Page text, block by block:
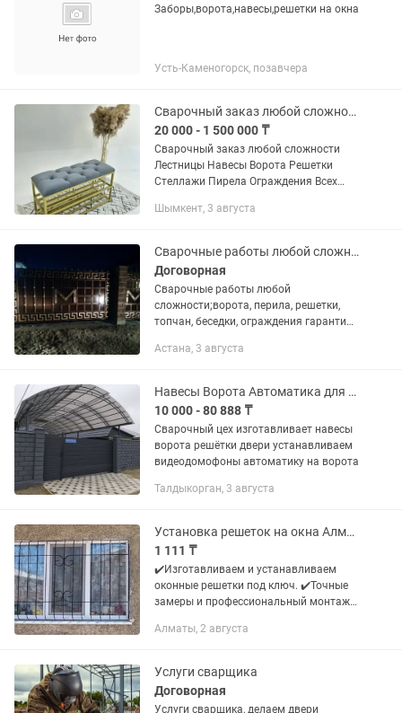
Заборы,ворота,навесы,решетки на окна
Усть-Каменогорск, позавчера
Сварочный заказ любой сложности
20 000 - 1 500 000 ₸
Сварочный заказ любой сложности
Лестницы Навесы Ворота Решетки
Стеллажи Пирела Ограждения Всех
Инфо
Шымкент, 3 августа
Сварочные работы любой сложности;ворота,навесы,перила,решетки,топчан
Договорная
Сварочные работы любой
сложности;ворота, перила, решетки,
топчан, беседки, ограждения гарантия
Астана, 3 августа
Навесы Ворота Автоматика для ворот
10 000 - 80 888 ₸
Сварочный цех изготавливает навесы
ворота решётки двери устанавливаем
видеодомофоны автоматику на ворота
Талдыкорган, 3 августа
Установка решеток на окна Алматы
1 111 ₸
✔️Изготавливаем и устанавливаем
оконные решетки под ключ. ✔️Точные
замеры и профессиональный монтаж.
под ваш стиль! ✔️Выполняем установку
Алматы, 2 августа
Услуги сварщика
Договорная
Услуги сварщика, делаем двери